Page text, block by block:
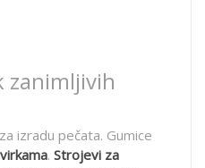
zanimljivih
izradu pečata. Gumice
. Strojevi za